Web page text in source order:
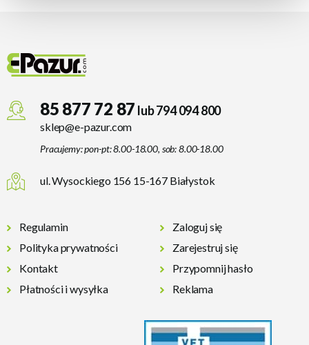
85 877 72 87 lub 794 094 800
sklep@e-pazur.com
Pracujemy: pon-pt: 8.00-18.00, sob: 8.00-18.00
ul. Wysockiego 156 15-167 Białystok
Regulamin
Polityka prywatności
Kontakt
Płatności i wysyłka
Zaloguj się
Zarejestruj się
Przypomnij hasło
Reklama